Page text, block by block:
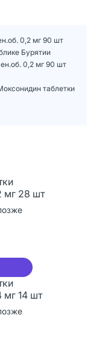
0,2 мг 90 шт
Бурятии
0,2 мг 90 шт
таблетки
мг 28 шт
мг 14 шт